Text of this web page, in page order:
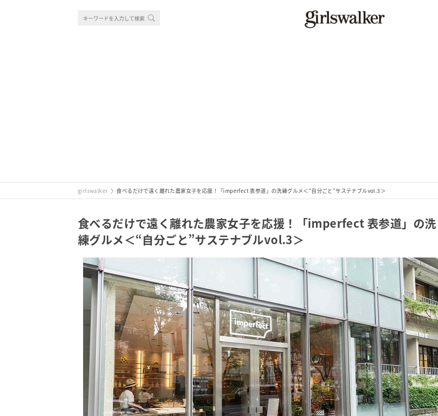
girlswalker 食べるだけで遠く離れた農家女子を応援！「imperfect 表参道」の洗練グルメ＜“自分ごと”サステナブルvol.3＞
食べるだけで遠く離れた農家女子を応援！「imperfect 表参道」の洗
練グルメ＜“自分ごと”サステナブルvol.3＞